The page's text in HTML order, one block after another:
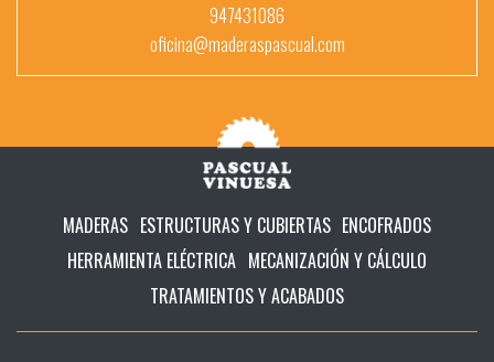
947431086
oficina@maderaspascual.com
MADERAS ESTRUCTURAS Y CUBIERTAS ENCOFRADOS
HERRAMIENTA ELÉCTRICA MECANIZACIÓN Y CÁLCULO
TRATAMIENTOS Y ACABADOS